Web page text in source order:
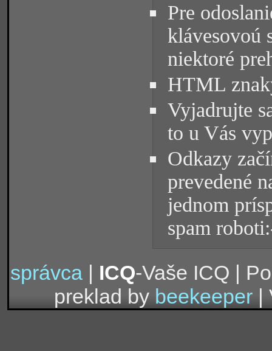
Pre
klávesovoú
niektoré
HTML
Vyjadrujte
to u Vás
Odkazy
prevedené
jednom
spam
správca| ICQ-Vaše ICQ |
preklad by beekeeper|